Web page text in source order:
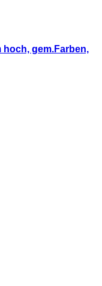
hoch, gem.Farben,